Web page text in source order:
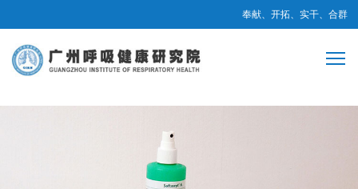
奉献、开拓、实干、合群